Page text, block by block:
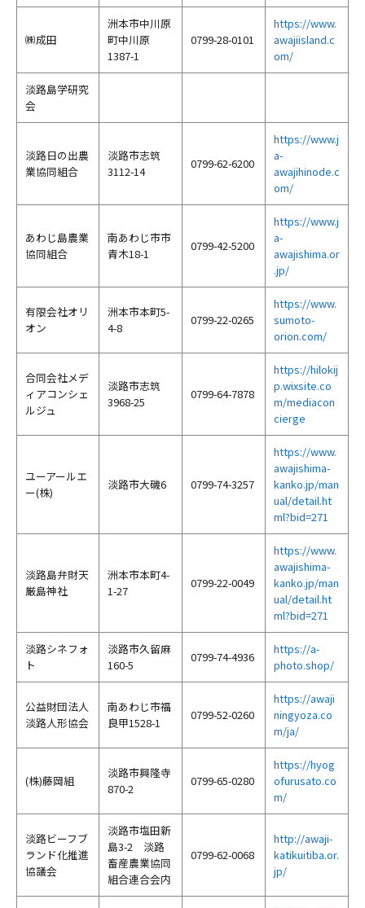
㈱成田
洲本市中川原
町中川原
1387-1
0799-28-0101
https://www.
awajiisland.c
om/
淡路島学研究
会
淡路日の出農
業協同組合
淡路市志筑
3112-14
0799-62-6200
https://www.j
a-
awajihinode.c
om/
あわじ島農業
協同組合
南あわじ市市
青木18-1
0799-42-5200
https://www.j
a-
awajishima.or
.jp/
有限会社オリ
オン
洲本市本町5-
4-8
0799-22-0265
https://www.
sumoto-
orion.com/
合同会社メデ
ィアコンシェ
ルジュ
淡路市志筑
3968-25
0799-64-7878
https://hilokij
p.wixsite.co
m/mediacon
cierge
ユーアールエ
ー(株)
淡路市大磯6 0799-74-3257
https://www.
awajishima-
kanko.jp/man
ual/detail.ht
ml?bid=271
淡路島弁財天
厳島神社
洲本市本町4-
1-27
0799-22-0049
https://www.
awajishima-
kanko.jp/man
ual/detail.ht
ml?bid=271
淡路シネフォ
ト
淡路市久留麻
160-5
0799-74-4936
https://a-
photo.shop/
公益財団法人
淡路人形協会
南あわじ市福
良甲1528-1
0799-52-0260
https://awaji
ningyoza.co
m/ja/
(株)藤岡組
淡路市興隆寺
870-2
0799-65-0280
https://hyog
ofurusato.co
m/
淡路ビーフブ
ランド化推進
協議会
淡路市塩田新
島3-2 淡路
畜産農業協同
組合連合会内
0799-62-0068
http://awaji-
katikuitiba.or.
jp/